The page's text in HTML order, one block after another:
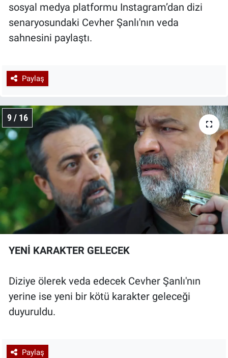
sosyal medya platformu Instagram’dan dizi
senaryosundaki Cevher Şanlı'nın veda
sahnesini paylaştı.
Paylaş
9 / 16
YENİ KARAKTER GELECEK
Diziye ölerek veda edecek Cevher Şanlı'nın
yerine ise yeni bir kötü karakter geleceği
duyuruldu.
Paylaş